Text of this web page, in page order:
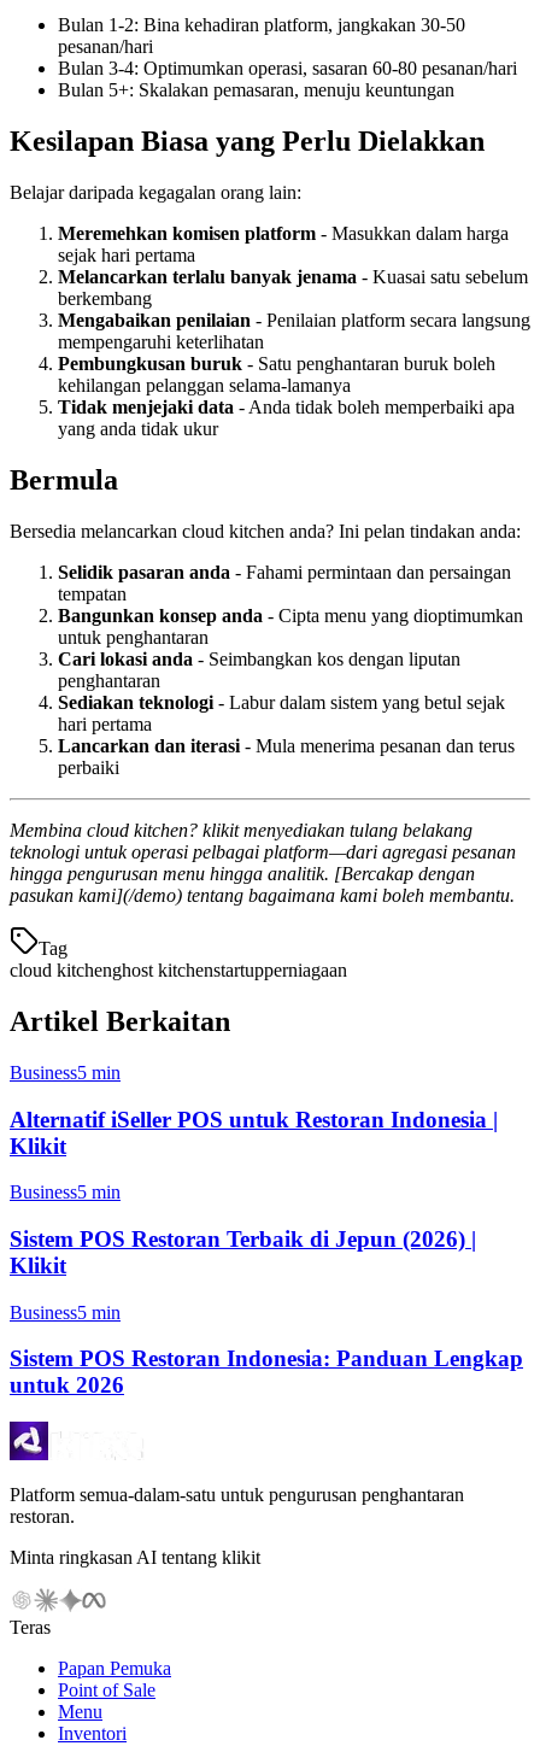
Bulan 1-2: Bina kehadiran platform, jangkakan 30-50
pesanan/hari
Bulan 3-4: Optimumkan operasi, sasaran 60-80 pesanan/hari
Bulan 5+: Skalakan pemasaran, menuju keuntungan
Kesilapan Biasa yang Perlu Dielakkan
Belajar daripada kegagalan orang lain:
Meremehkan komisen platform - Masukkan dalam harga
sejak hari pertama
Melancarkan terlalu banyak jenama - Kuasai satu sebelum
berkembang
Mengabaikan penilaian - Penilaian platform secara langsung
mempengaruhi keterlihatan
Pembungkusan buruk - Satu penghantaran buruk boleh
kehilangan pelanggan selama-lamanya
Tidak menjejaki data - Anda tidak boleh memperbaiki apa
yang anda tidak ukur
Bermula
Bersedia melancarkan cloud kitchen anda? Ini pelan tindakan anda:
Selidik pasaran anda - Fahami permintaan dan persaingan
tempatan
Bangunkan konsep anda - Cipta menu yang dioptimumkan
untuk penghantaran
Cari lokasi anda - Seimbangkan kos dengan liputan
penghantaran
Sediakan teknologi - Labur dalam sistem yang betul sejak
hari pertama
Lancarkan dan iterasi - Mula menerima pesanan dan terus
perbaiki
Membina cloud kitchen? klikit menyediakan tulang belakang
teknologi untuk operasi pelbagai platform—dari agregasi pesanan
hingga pengurusan menu hingga analitik. [Bercakap dengan
pasukan kami](/demo) tentang bagaimana kami boleh membantu.
Tag
cloud kitchenghost kitchenstartupperniagaan
Artikel Berkaitan
Business5 min
Alternatif iSeller POS untuk Restoran Indonesia |
Klikit
Business5 min
Sistem POS Restoran Terbaik di Jepun (2026) |
Klikit
Business5 min
Sistem POS Restoran Indonesia: Panduan Lengkap
untuk 2026
Platform semua-dalam-satu untuk pengurusan penghantaran
restoran.
Minta ringkasan AI tentang klikit
Teras
Papan Pemuka
Point of Sale
Menu
Inventori